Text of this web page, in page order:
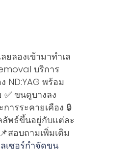
ยลองเข้ามาทำเล
บริการ
ND:YAG พร้อม
✅ ขนดูบางลง
รระคายเคือง 🔒
ลัพธ์ขึ้นอยู่กับแต่ละ
สอบถามเพิ่มเติม
เซอร์กําจัดขน